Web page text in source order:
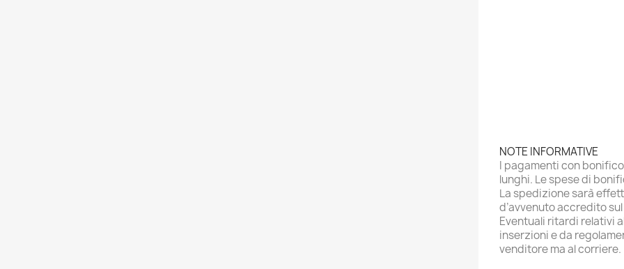
NOTE INFORMATIVE
I pagamenti con
lunghi. Le spese di
La spedizione sarà
d’avvenuto accredito
Eventuali ritardi relativi
inserzioni e da
venditore ma al corriere.